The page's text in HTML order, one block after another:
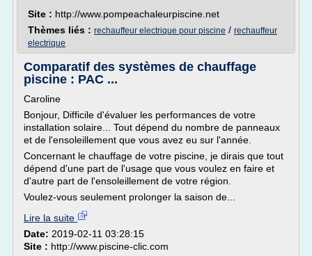
Site : http://www.pompeachaleurpiscine.net
Thèmes liés : rechauffeur electrique pour piscine / rechauffeur
electrique
Comparatif des systèmes de chauffage
piscine : PAC ...
Caroline
Bonjour, Difficile d'évaluer les performances de votre
installation solaire... Tout dépend du nombre de panneaux
et de l'ensoleillement que vous avez eu sur l'année.
Concernant le chauffage de votre piscine, je dirais que tout
dépend d'une part de l'usage que vous voulez en faire et
d'autre part de l'ensoleillement de votre région.
Voulez-vous seulement prolonger la saison de...
Lire la suite
Date: 2019-02-11 03:28:15
Site : http://www.piscine-clic.com